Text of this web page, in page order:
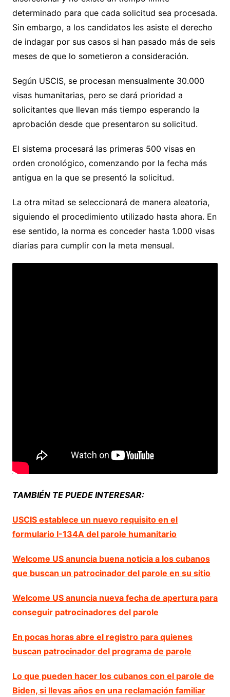
determinado para que cada solicitud sea procesada.
Sin embargo, a los candidatos les asiste el derecho
de indagar por sus casos si han pasado más de seis
meses de que lo sometieron a consideración.
Según USCIS, se procesan mensualmente 30.000
visas humanitarias, pero se dará prioridad a
solicitantes que llevan más tiempo esperando la
aprobación desde que presentaron su solicitud.
El sistema procesará las primeras 500 visas en
orden cronológico, comenzando por la fecha más
antigua en la que se presentó la solicitud.
La otra mitad se seleccionará de manera aleatoria,
siguiendo el procedimiento utilizado hasta ahora. En
ese sentido, la norma es conceder hasta 1.000 visas
diarias para cumplir con la meta mensual.
TAMBIÉN TE PUEDE INTERESAR:
USCIS establece un nuevo requisito en el
formulario I-134A del parole humanitario
Welcome US anuncia buena noticia a los cubanos
que buscan un patrocinador del parole en su sitio
Welcome US anuncia nueva fecha de apertura para
conseguir patrocinadores del parole
En pocas horas abre el registro para quienes
buscan patrocinador del programa de parole
Lo que pueden hacer los cubanos con el parole de
Biden, si llevas años en una reclamación familiar